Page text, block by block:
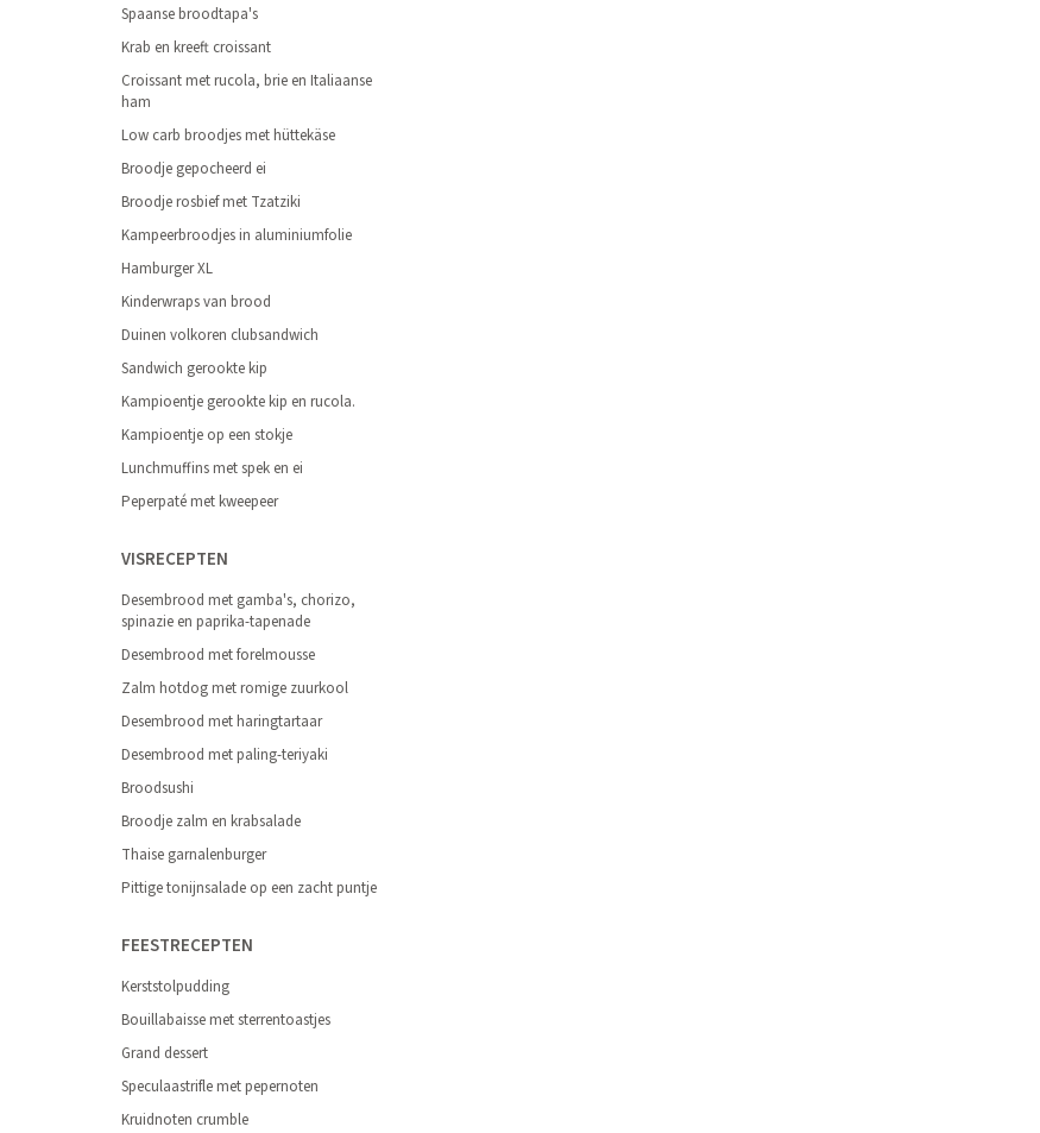
Spaanse broodtapa's
Krab en kreeft croissant
Croissant met rucola, brie en Italiaanse
ham
Low carb broodjes met hüttekäse
Broodje gepocheerd ei
Broodje rosbief met Tzatziki
Kampeerbroodjes in aluminiumfolie
Hamburger XL
Kinderwraps van brood
Duinen volkoren clubsandwich
Sandwich gerookte kip
Kampioentje gerookte kip en rucola.
Kampioentje op een stokje
Lunchmuffins met spek en ei
Peperpaté met kweepeer
VISRECEPTEN
Desembrood met gamba's, chorizo,
spinazie en paprika-tapenade
Desembrood met forelmousse
Zalm hotdog met romige zuurkool
Desembrood met haringtartaar
Desembrood met paling-teriyaki
Broodsushi
Broodje zalm en krabsalade
Thaise garnalenburger
Pittige tonijnsalade op een zacht puntje
FEESTRECEPTEN
Kerststolpudding
Bouillabaisse met sterrentoastjes
Grand dessert
Speculaastrifle met pepernoten
Kruidnoten crumble